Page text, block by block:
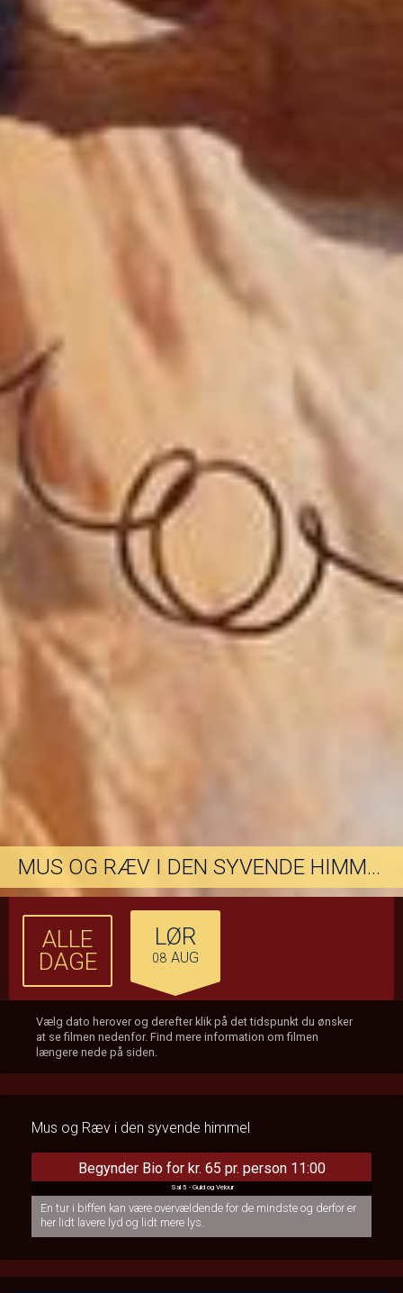
MUS OG RÆV I DEN SYVENDE HIMMEL
ALLE
DAGE
LØR
08 AUG
Vælg dato herover og derefter klik på det tidspunkt du ønsker
at se filmen nedenfor. Find mere information om filmen
længere nede på siden.
Mus og Ræv i den syvende himmel
Sal 5 - Guld og Velour
Begynder Bio for kr. 65 pr. person 11:00
En tur i biffen kan være overvældende for de mindste og derfor er
her lidt lavere lyd og lidt mere lys.